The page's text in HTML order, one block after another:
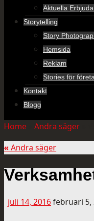
Aktuella
Storytelling
Story
Hemsida
Reklam
Stories för
Kontakt
Blogg
Home Andra säger
« Andra säger
juli 14, 2016februari 5,